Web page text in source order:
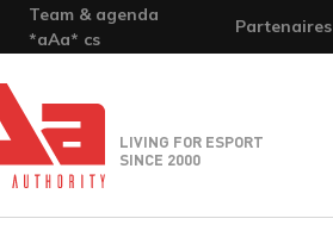
Team & agenda
*aAa* cs
Partenaires
All authority
LIVING FOR ESPORT
SINCE 2000